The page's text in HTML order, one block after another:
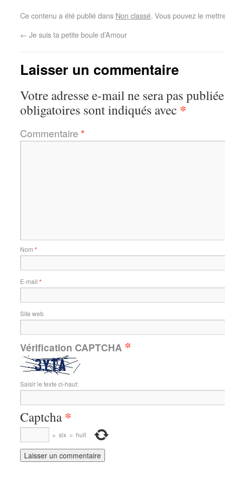
Ce contenu a été publié dans Non classé. Vous pouvez le
← Je suis ta petite boule d’Amour
Laisser un commentaire
Votre adresse e-mail ne sera pas
obligatoires sont indiqués avec *
Commentaire *
Nom *
E-mail *
Site web
Vérification CAPTCHA *
Saisir le texte ci-haut:
Captcha*
+ six = huit